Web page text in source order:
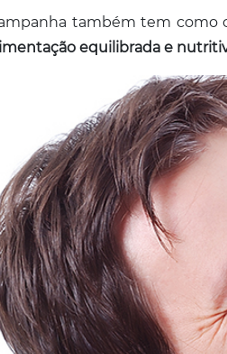
também tem como
equilibrada e